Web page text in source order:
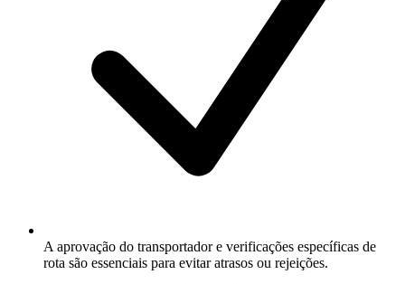
A aprovação do transportador e verificações específicas de
rota são essenciais para evitar atrasos ou rejeições.